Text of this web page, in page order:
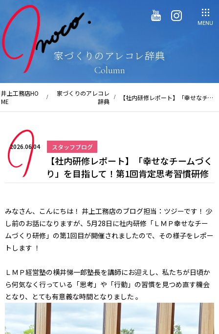
MENU
家づくりのアレコレ辞典
Column
井上工務店HO
ME
家づくりのアレコレ
辞典
【社内研修レポート】「幸せなチー
思考習慣研修
2026.06.04 スタッフブログ
【社内研修レポート】「幸せなチームづく
り」を目指して！第1回肯定思考習慣研修
みなさん、こんにちは！ 井上工務店のブログ担当：ツジーです！ 少
し前のお話になりますが、5月28日に社内研修「ＬＭＰ幸せなチー
ムづくり研修」の第1回目が開催されましたので、その様子をレポー
トします ！
ＬＭＰ経営塾の横井悌一郎塾長を講師にお迎えし、私たちが日頃か
ら何気なく行っている「思考」や「行動」の習慣を見つめ直す機会
となり、とても有意義な時間となりました 。